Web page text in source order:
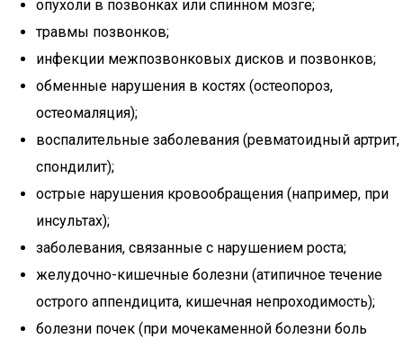
опухоли в позвонках или спинном мозге;
травмы позвонков;
инфекции межпозвонковых дисков и позвонков;
обменные нарушения в костях (остеопороз,
остеомаляция);
воспалительные заболевания (ревматоидный артрит,
спондилит);
острые нарушения кровообращения (например, при
инсультах);
заболевания, связанные с нарушением роста;
желудочно-кишечные болезни (атипичное течение
острого аппендицита, кишечная непроходимость);
болезни почек (при мочекаменной болезни боль